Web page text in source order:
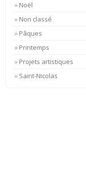
Noël
Non classé
Pâques
Printemps
Projets artistiques
Saint-Nicolas